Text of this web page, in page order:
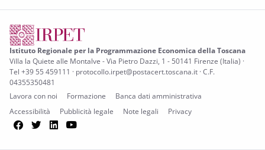
Istituto Regionale per la Programmazione Economica della Toscana
Villa la Quiete alle Montalve - Via Pietro Dazzi, 1 - 50141 Firenze (Italia) ·
Tel +39 55 459111 · protocollo.irpet@postacert.toscana.it · C.F.
04355350481
Lavora con noi
Formazione
Banca dati amministrativa
Accessibilità
Pubblicità legale Note legali Privacy
Facebook
TwitterLinkedIn